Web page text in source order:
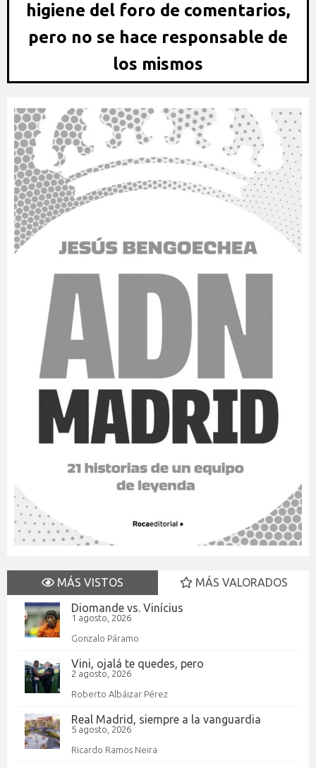
higiene del foro de comentarios,
pero no se hace responsable de
los mismos
MÁS VISTOS
MÁS VALORADOS
Diomande vs. Vinícius
1 agosto, 2026
Gonzalo Páramo
Vini, ojalá te quedes, pero
2 agosto, 2026
Roberto Albáizar Pérez
Real Madrid, siempre a la vanguardia
5 agosto, 2026
Ricardo Ramos Neira